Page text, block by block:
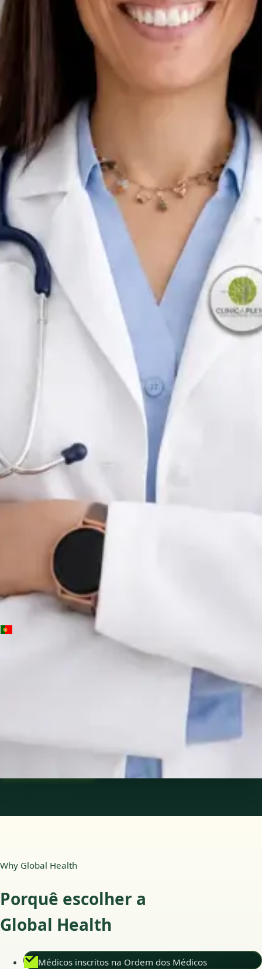
English, Portuguese, French
Ver perfil
Oncologista Clínica
Dra Ana Varges Gomes
Idiomas
English, Spanish, French, Portuguese
Escolher horário Ver perfil
Médica e Psicóloga Clínica
Dra. Joana Branco Maia
Médica de Clínica Geral e Medicina Familiar
Portuguese, English, Spanish
Escolher horário Ver perfil
Portuguese
Why Global Health
Porquê escolher a
Global Health
Médicos inscritos na Ordem dos Médicos